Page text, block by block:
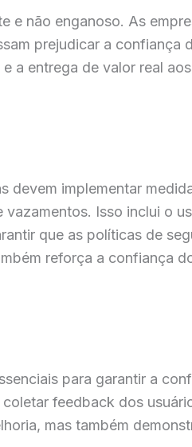
e não enganoso. As
prejudicar a confiança
a entrega de valor real
implementar
Isso inclui o
que as políticas de
reforça a confiança
para garantir a
feedback dos
mas também